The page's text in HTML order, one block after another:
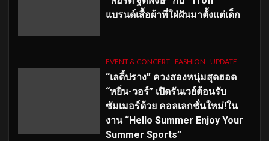
แบรนด์เสื้อผ้าที่ใฝ่ฝันมาตั้งแต่เด็ก
EVENT & CONCERT FASHION UPDATE
“เลดี้ปราง” ควงสองหนุ่มสุดฮอต
“หยิ่น-วอร์” เปิดรันเวย์ต้อนรับ
ซัมเมอร์ด้วย คอลเลกชั่นใหม่!ใน
งาน “Hello Summer Enjoy Your
Summer Sports”